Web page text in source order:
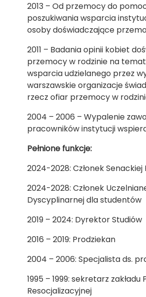
2013 – Od przemocy do
poszukiwania wsparcia
osoby doświadczające
2011 – Badania opinii kobiet
przemocy w rodzinie na
wsparcia udzielanego przez
warszawskie organizacje
rzecz ofiar przemocy w
2004 – 2006 – Wypalenie
pracowników instytucji
Pełnione funkcje:
2024-2028: Członek Senackiej
2024-2028: Członek
Dyscyplinarnej dla studentów
2019 – 2024: Dyrektor Studiów
2016 – 2019: Prodziekan
2004 – 2006: Specjalista ds.
1995 – 1999: sekretarz
Resocjalizacyjnej